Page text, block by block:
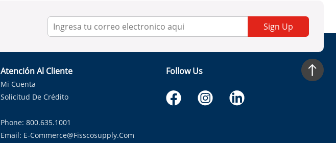
Sign Up
Atención Al Cliente
Mi Cuenta
Solicitud De Crédito
Phone: 800.635.1001
Email: E-Commerce@fisscosupply.com
Follow Us